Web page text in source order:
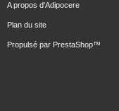
A propos d'Adipocere
Plan du site
Propulsé par PrestaShop™